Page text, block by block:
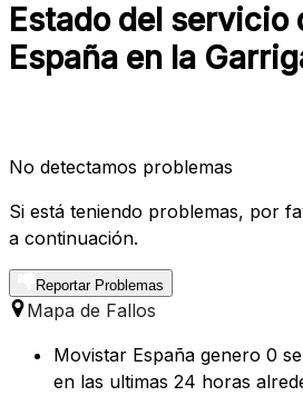
Estado del servicio
España en la
No detectamos problemas
Si está teniendo problemas, por
a continuación.
Reportar Problemas
Mapa de Fallos
Movistar España genero 0
en las ultimas 24 horas